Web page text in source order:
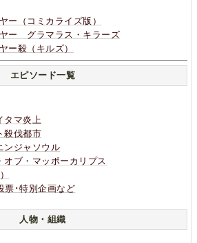
ー（コミカライズ版）
ー グラマラス・キラーズ
ー殺（キルズ）
エピソード一覧
タマ炎上
殺伐都市
ンジャソウル
オブ・マッポーカリプス
票･特別企画など
人物・組織